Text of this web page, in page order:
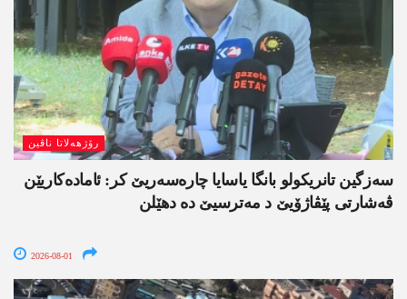
رۆژھەلاتا ناڤین
سەزگین تانریکولو بانگا یاسایا چارەسەریێ کر: ئامادەکاریێن
ڤەشارتی پێڤاژۆیێ د مەترسیێ دە دھێلن
2026-08-01